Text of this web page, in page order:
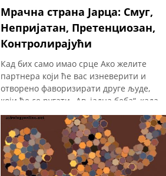
Мрачна страна Јарца: Смуг,
Непријатан, Претенциозан,
Контролирајући
Кад бих само имао срце Ако желите
партнера који ће вас изневерити и
отворено фаворизирати друге људе,
који ће се ругати „Ав, јадна беба“, када
делите своја осећања и који упркос
његовом „интелекту“ - речи коју воли -
пороби његов посао и родитељи и деца,
изаберите негативног Јарца.
Интелигентни и одговорни, често са